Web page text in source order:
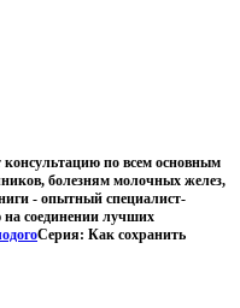
по всем основным
болезням молочных желез,
- опытный специалист-
на соединении лучших
Серия: Как сохранить